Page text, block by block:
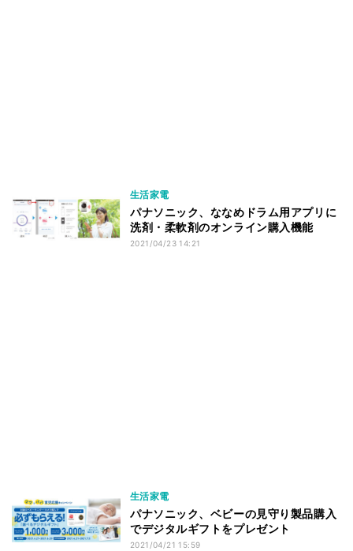
生活家電
パナソニック、ななめドラム用アプリに
洗剤・柔軟剤のオンライン購入機能
2021/04/23 14:21
生活家電
パナソニック、ベビーの見守り製品購入
でデジタルギフトをプレゼント
2021/04/21 15:59